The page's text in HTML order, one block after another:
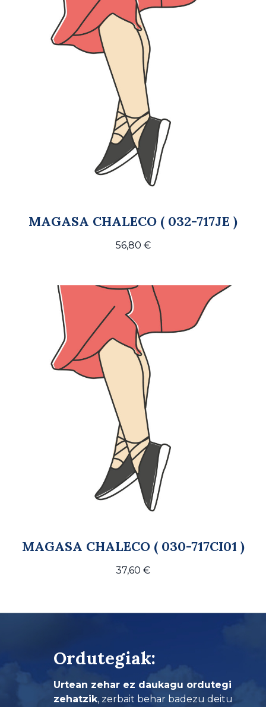
MAGASA CHALECO ( 032-717JE )
56,80 €
MAGASA CHALECO ( 030-717CI01 )
37,60 €
Ordutegiak:
Urtean zehar ez daukagu ordutegi
zehatzik, zerbait behar badezu deitu